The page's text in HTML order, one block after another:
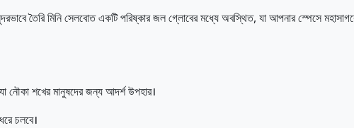
তৈরি মিনি সেলবোত একটি পরিষ্কার জল গ্লোবের মধ্যে অবস্থিত, যা আপনার স্পেসে
নৌকা শখের মানুষদের জন্য আদর্শ উপহার।
চলবে।